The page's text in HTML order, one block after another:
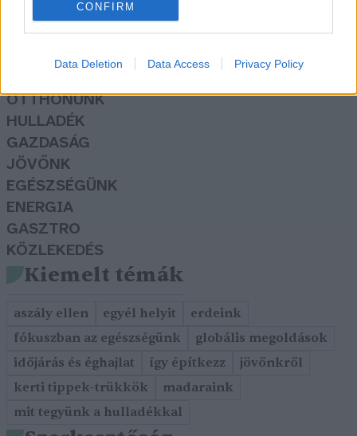
CONFIRM
Data Deletion Data Access Privacy Policy
Rovatok
OTTHONUNK
HULLADÉK
GAZDASÁG
JÖVŐNK
EGÉSZSÉGÜNK
ENERGIA
GASZTRO
KÖZLEKEDÉS
Kiemelt témák
aszály ellen egyél helyit
erdeink
fókuszban az egészségünk
globális megoldások
időjárás és éghajlat
így építkezz
jövőnkről
kerti tippek-trükkök
madaraink
mit tegyünk a hulladékkal